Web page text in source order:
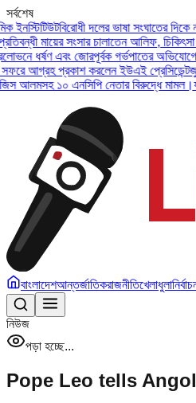
সর্বশেষ
বিরোধী দলের ভাষা সংঘাতের দিকে না
মায়ের সংসার চালাতেন আলিফ, চিকিৎসা ও
ধর্ষণ এবং জোরপূর্বক গর্ভপাতের অভিযোগে
প্রকাশ করলেন ইউএই প্রেসিডেন্টজুলাই
১০ এনসিপি নেতার বিরুদ্ধে মামল।যশোরে
বাংলাদেশআন্তর্জাতিকরাজনীতিখেলাধুলা
নিউজ
পড়া হচ্ছে...
Pope Leo tells